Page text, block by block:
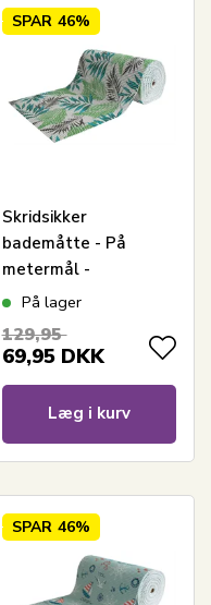
SPAR 46%
Skridsikker
bademåtte - På
metermål -
Palmeblade - 65 cm
Multifunktionsmåtte
På lager
129,95
69,95 DKK
Læg i kurv
SPAR 46%